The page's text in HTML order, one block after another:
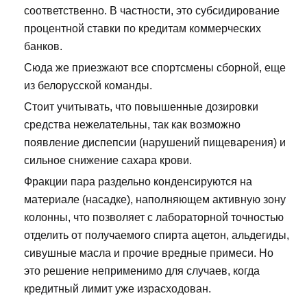
соответственно. В частности, это субсидирование
процентной ставки по кредитам коммерческих
банков.
Сюда же приезжают все спортсмены сборной, еще
из белорусской команды.
Стоит учитывать, что повышенные дозировки
средства нежелательны, так как возможно
появление диспепсии (нарушений пищеварения) и
сильное снижение сахара крови.
Фракции пара раздельно конденсируются на
материале (насадке), наполняющем активную зону
колонны, что позволяет с лабораторной точностью
отделить от получаемого спирта ацетон, альдегиды,
сивушные масла и прочие вредные примеси. Но
это решение неприменимо для случаев, когда
кредитный лимит уже израсходован.